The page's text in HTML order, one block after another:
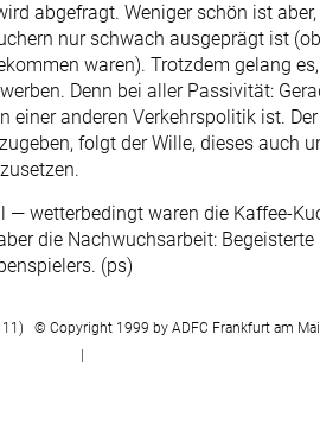
abgefragt. Weniger schön ist
nur schwach ausgeprägt ist
waren). Trotzdem gelang
Denn bei aller Passivität:
einer anderen Verkehrspolitik ist.
folgt der Wille, dieses auch
wetterbedingt waren die Kaffee-
die Nachwuchsarbeit:
(ps)
© Copyright 1999 by ADFC Frankfurt am
|